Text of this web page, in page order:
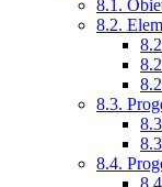
8.1.
8.2.
8.3.
8.4.